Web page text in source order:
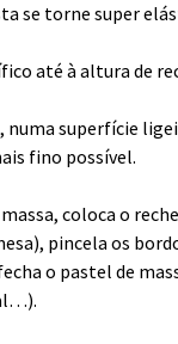
se torne super
até à altura de
numa superfície
fino possível.
coloca o
pincela os
o pastel de